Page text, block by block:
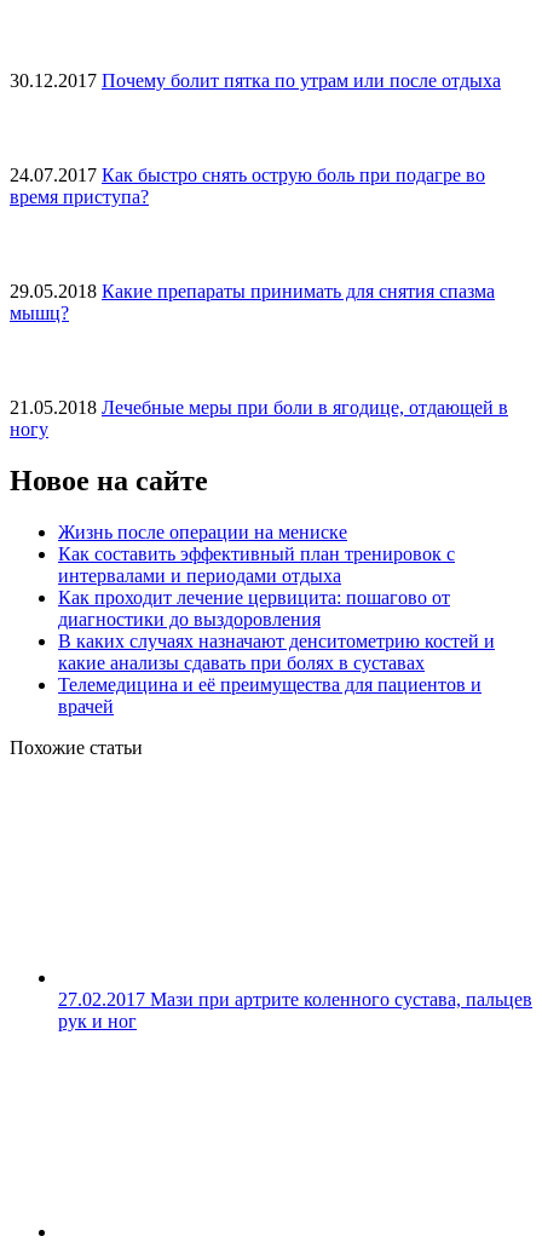
30.12.2017 Почему болит пятка по утрам или после отдыха
24.07.2017 Как быстро снять острую боль при подагре во
время приступа?
29.05.2018 Какие препараты принимать для снятия спазма
мышц?
21.05.2018 Лечебные меры при боли в ягодице, отдающей в
ногу
Новое на сайте
Жизнь после операции на мениске
Как составить эффективный план тренировок с
интервалами и периодами отдыха
Как проходит лечение цервицита: пошагово от
диагностики до выздоровления
В каких случаях назначают денситометрию костей и
какие анализы сдавать при болях в суставах
Телемедицина и её преимущества для пациентов и
врачей
Похожие статьи
27.02.2017 Мази при артрите коленного сустава, пальцев
рук и ног